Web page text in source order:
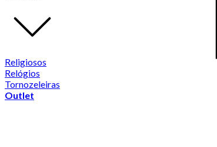
Religiosos
Relógios
Tornozeleiras
Outlet